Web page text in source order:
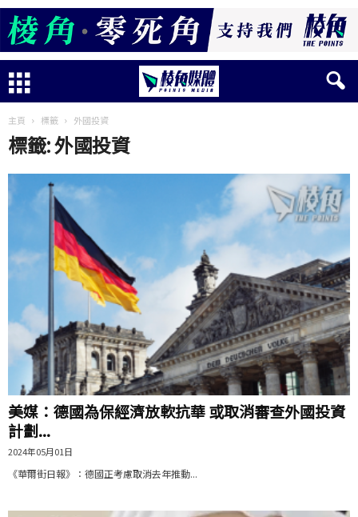
主頁 標籤 外國投資
標籤: 外國投資
美媒：德國為保經濟放軟抗華 或取消審查外國投資
計劃...
2024年05月01日
《華爾街日報》：德國正考慮取消去年推動...